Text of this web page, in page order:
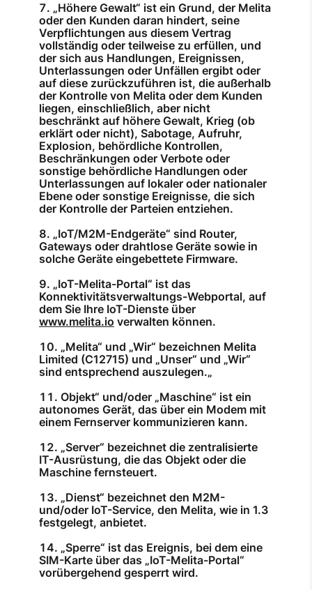
„Höhere Gewalt“ ist ein Grund, der Melita
oder den Kunden daran hindert, seine
Verpflichtungen aus diesem Vertrag
vollständig oder teilweise zu erfüllen, und
der sich aus Handlungen, Ereignissen,
Unterlassungen oder Unfällen ergibt oder
auf diese zurückzuführen ist, die außerhalb
der Kontrolle von Melita oder dem Kunden
liegen, einschließlich, aber nicht
beschränkt auf höhere Gewalt, Krieg (ob
erklärt oder nicht), Sabotage, Aufruhr,
Explosion, behördliche Kontrollen,
Beschränkungen oder Verbote oder
sonstige behördliche Handlungen oder
Unterlassungen auf lokaler oder nationaler
Ebene oder sonstige Ereignisse, die sich
der Kontrolle der Parteien entziehen.
„IoT/M2M-Endgeräte“ sind Router,
Gateways oder drahtlose Geräte sowie in
solche Geräte eingebettete Firmware.
„IoT-Melita-Portal“ ist das
Konnektivitätsverwaltungs-Webportal, auf
dem Sie Ihre IoT-Dienste über
www.melita.io verwalten können.
„Melita“ und „Wir“ bezeichnen Melita
Limited (C12715) und „Unser“ und „Wir“
sind entsprechend auszulegen.„
Objekt“ und/oder „Maschine“ ist ein
autonomes Gerät, das über ein Modem mit
einem Fernserver kommunizieren kann.
„Server“ bezeichnet die zentralisierte
IT-Ausrüstung, die das Objekt oder die
Maschine fernsteuert.
„Dienst“ bezeichnet den M2M-
und/oder IoT-Service, den Melita, wie in 1.3
festgelegt, anbietet.
„Sperre“ ist das Ereignis, bei dem eine
SIM-Karte über das „IoT-Melita-Portal“
vorübergehend gesperrt wird.